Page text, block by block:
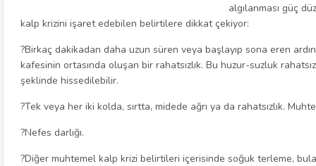
algılanması güç
kalp krizini işaret edebilen belirtilere dikkat çekiyor:
?Birkaç dakikadan daha uzun süren veya başlayıp sona eren
kafesinin ortasında oluşan bir rahatsızlık. Bu huzur-suzluk rahatsız
şeklinde hissedilebilir.
?Tek veya her iki kolda, sırtta, midede ağrı ya da rahatsızlık.
?Nefes darlığı.
?Diğer muhtemel kalp krizi belirtileri içerisinde soğuk terleme,